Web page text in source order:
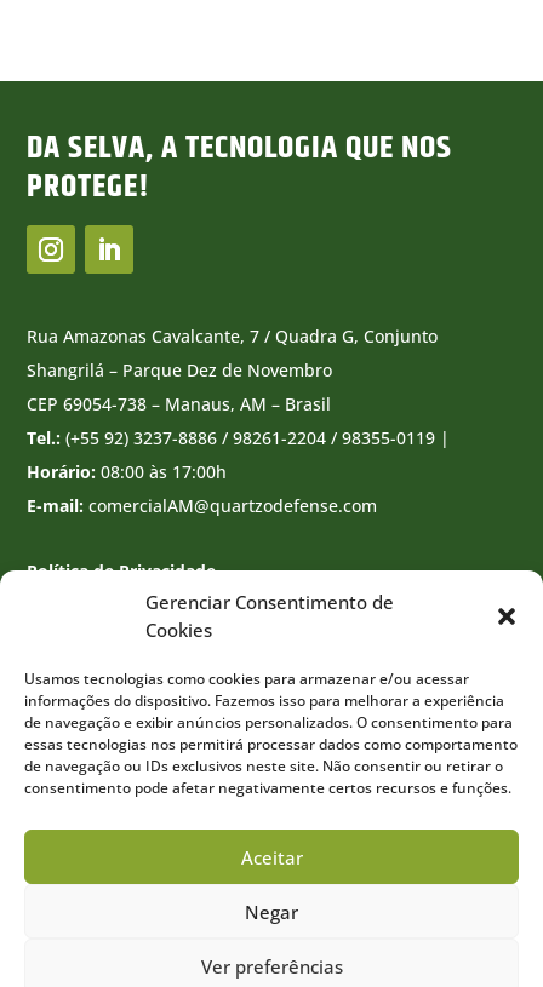
Gerenciar Consentimento de
Cookies
Usamos tecnologias como cookies para armazenar e/ou acessar
informações do dispositivo. Fazemos isso para melhorar a experiência
de navegação e exibir anúncios personalizados. O consentimento para
essas tecnologias nos permitirá processar dados como comportamento
de navegação ou IDs exclusivos neste site. Não consentir ou retirar o
consentimento pode afetar negativamente certos recursos e funções.
Aceitar
Negar
Ver preferências
DA SELVA, A TECNOLOGIA QUE NOS
PROTEGE!
Rua Amazonas Cavalcante, 7 / Quadra G, Conjunto
Shangrilá – Parque Dez de Novembro
CEP 69054-738 – Manaus, AM – Brasil
Tel.: (+55 92) 3237-8886 / 98261-2204 / 98355-0119 |
Horário: 08:00 às 17:00h
E-mail: comercialAM@quartzodefense.com
Política de Privacidade
Desenvolvido por